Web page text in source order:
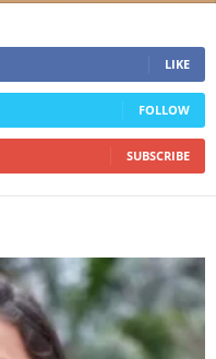
LIKE
FOLLOW
SUBSCRIBE